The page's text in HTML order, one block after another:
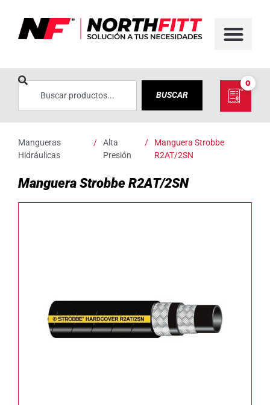
BUSCAR
0
Mangueras
Hidráulicas
/
Alta
Presión
/
Manguera Strobbe
R2AT/2SN
Manguera Strobbe R2AT/2SN